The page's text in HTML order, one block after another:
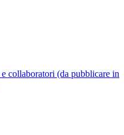
collaboratori (da pubblicare in